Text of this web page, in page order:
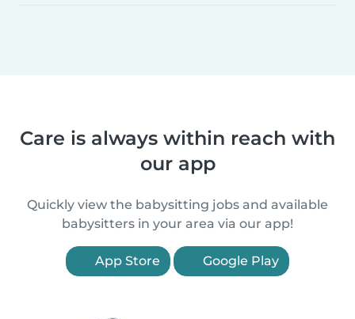
Care is always within reach with
our app
Quickly view the babysitting jobs and available
babysitters in your area via our app!
App Store Google Play